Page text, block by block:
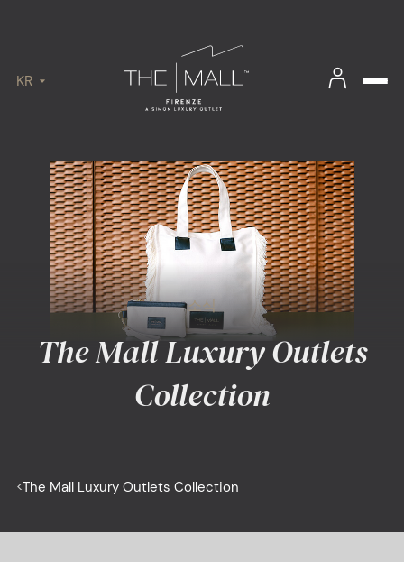
KR
소식
The Mall Luxury Outlets
Collection
<The Mall Luxury Outlets Collection